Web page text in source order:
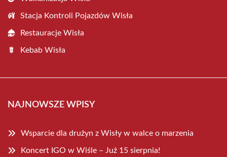
Stacja Kontroli Pojazdów Wisła
Restauracje Wisła
Kebab Wisła
NAJNOWSZE WPISY
Wsparcie dla drużyn z Wisły w walce o marzenia
Koncert IGO w Wiśle – Już 15 sierpnia!